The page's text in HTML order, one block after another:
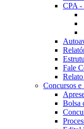
CPA -
Fale
Concursos e
Bolsa